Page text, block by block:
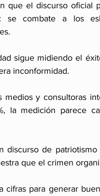
que el discurso oficial
se combate a los
sigue midiendo el
inconformidad.
medios y consultoras
la medición parece
que el crimen
cifras para generar